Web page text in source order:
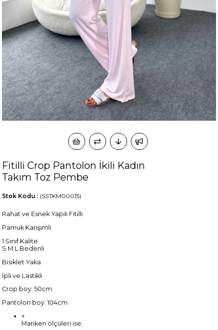
Fitilli Crop Pantolon İkili Kadın
Takım Toz Pembe
(SSTKM00015)
Stok Kodu
Rahat ve Esnek Yapılı Fitilli
Pamuk Karışımlı
1.Sınıf Kalite
S M L Bedenli
Bisiklet Yaka
İpli ve Lastikli
Crop boy: 50cm
Pantolon boy: 104cm
+
Manken ölçüleri ise;